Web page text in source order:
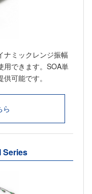
ナミックレンジ振幅
用できます。SOA単
可能です。
ら
Series